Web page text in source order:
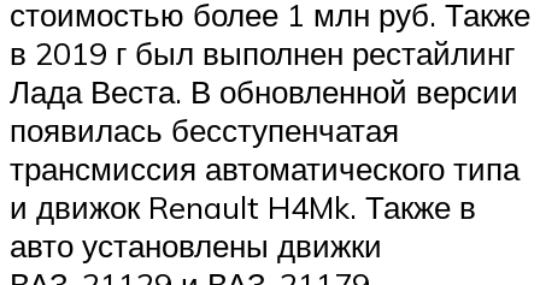
стоимостью более 1 млн руб. Также
в 2019 г был выполнен рестайлинг
Лада Веста. В обновленной версии
появилась бесступенчатая
трансмиссия автоматического типа
и движок Renault H4Mk. Также в
авто установлены движки